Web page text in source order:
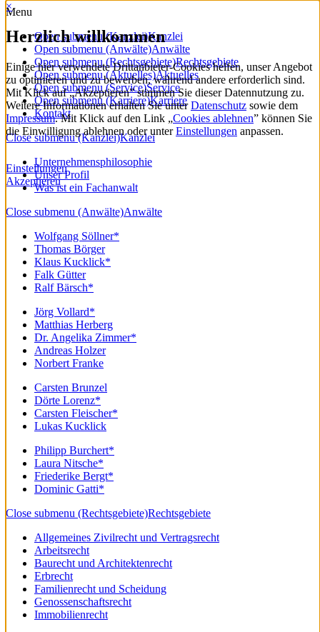
Menu
Open submenu (Kanzlei)Kanzlei
Open submenu (Anwälte)Anwälte
Open submenu (Rechtsgebiete)Rechtsgebiete
Open submenu (Aktuelles)Aktuelles
Open submenu (Service)Service
Open submenu (Karriere)Karriere
Kontakt
Close submenu (Kanzlei)Kanzlei
Unternehmensphilosophie
Unser Profil
Was ist ein Fachanwalt
Close submenu (Anwälte)Anwälte
Wolfgang Söllner*
Thomas Börger
Klaus Kucklick*
Falk Gütter
Ralf Bärsch*
Jörg Vollard*
Matthias Herberg
Dr. Angelika Zimmer*
Andreas Holzer
Norbert Franke
Carsten Brunzel
Dörte Lorenz*
Carsten Fleischer*
Lukas Kucklick
Philipp Burchert*
Laura Nitsche*
Friederike Bergt*
Dominic Gatti*
Close submenu (Rechtsgebiete)Rechtsgebiete
Allgemeines Zivilrecht und Vertragsrecht
Arbeitsrecht
Baurecht und Architektenrecht
Erbrecht
Familienrecht und Scheidung
Genossenschaftsrecht
Immobilienrecht
×
Herzlich willkommen
Einige hier verwendete Drittanbieter-Cookies helfen, unser Angebot
zu optimieren und zu bewerben, während andere erforderlich sind.
Mit Klick auf „Akzeptieren” stimmen Sie dieser Datennutzung zu.
Weitere Informationen erhalten Sie unterDatenschutz sowie dem
Impressum. Mit Klick auf den Link „Cookies ablehnen” können Sie
die Einwilligung ablehnen oder unterEinstellungen anpassen.
Einstellungen
Akzeptieren